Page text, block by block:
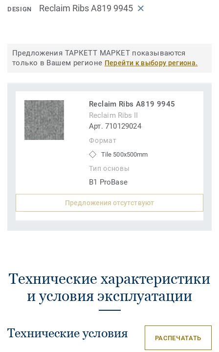
DESIGN Reclaim Ribs A819 9945
Предложения ТАРКЕТТ МАРКЕТ показываются
только в Вашем регионе Перейти к выбору региона.
Reclaim Ribs A819 9945
Reclaim Ribs II
Арт. 710129024
Формат
Tile 500x500mm
Тип основы
B1 ProBase
Предложения отсутствуют
Технические характеристики
и условия эксплуатации
Технические условия РАСПЕЧАТАТЬ